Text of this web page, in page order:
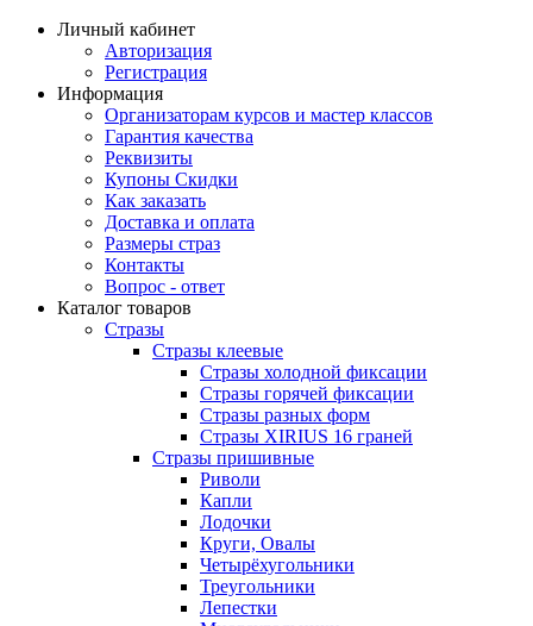
Личный кабинет
Авторизация
Регистрация
Информация
Организаторам курсов и мастер классов
Гарантия качества
Реквизиты
Купоны Скидки
Как заказать
Доставка и оплата
Размеры страз
Контакты
Вопрос - ответ
Каталог товаров
Стразы
Стразы клеевые
Стразы холодной фиксации
Стразы горячей фиксации
Стразы разных форм
Стразы XIRIUS 16 граней
Стразы пришивные
Риволи
Капли
Лодочки
Круги, Овалы
Четырёхугольники
Треугольники
Лепестки